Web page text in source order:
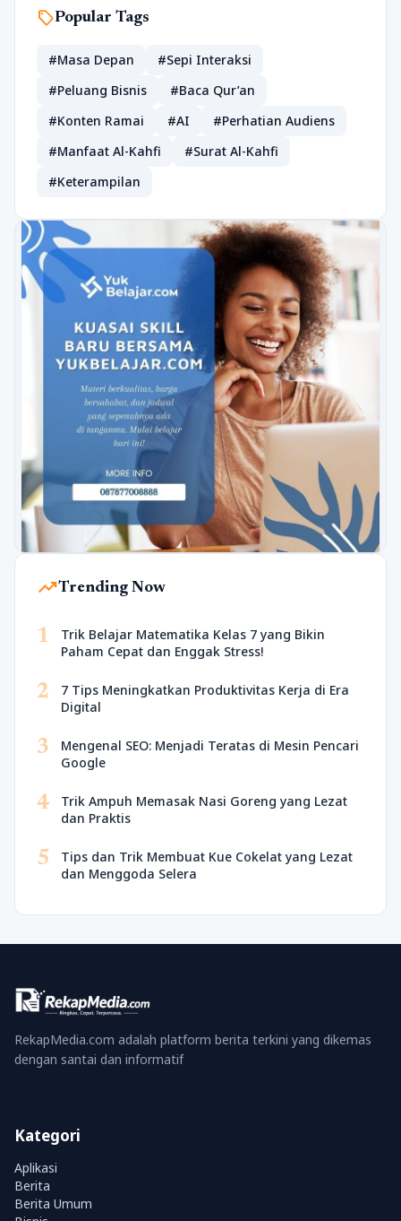
sellPopular Tags
#Masa Depan
#Sepi Interaksi
#Peluang Bisnis
#Baca Qur’an
#Konten Ramai
#AI
#Perhatian Audiens
#Manfaat Al-Kahfi
#Surat Al-Kahfi
#Keterampilan
trending_upTrending Now
1
Trik Belajar Matematika Kelas 7 yang Bikin
Paham Cepat dan Enggak Stress!
2
7 Tips Meningkatkan Produktivitas Kerja di Era
Digital
3
Mengenal SEO: Menjadi Teratas di Mesin Pencari
Google
4
Trik Ampuh Memasak Nasi Goreng yang Lezat
dan Praktis
5
Tips dan Trik Membuat Kue Cokelat yang Lezat
dan Menggoda Selera
RekapMedia.com adalah platform berita terkini yang dikemas
dengan santai dan informatif
Kategori
Aplikasi
Berita
Berita Umum